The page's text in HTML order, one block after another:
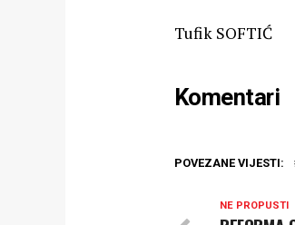
Tufik SOFTIĆ
Komentari
POVEZANE VIJESTI:
NE PROPUSTI